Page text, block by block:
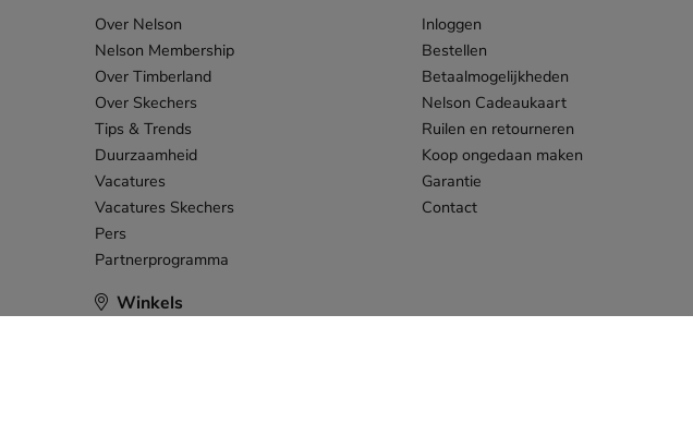
Over Nelson
Nelson Membership
Over Timberland
Over Skechers
Tips & Trends
Duurzaamheid
Vacatures
Vacatures Skechers
Pers
Partnerprogramma
Winkels
Inloggen
Bestellen
Betaalmogelijkheden
Nelson Cadeaukaart
Ruilen en retourneren
Koop ongedaan maken
Garantie
Contact